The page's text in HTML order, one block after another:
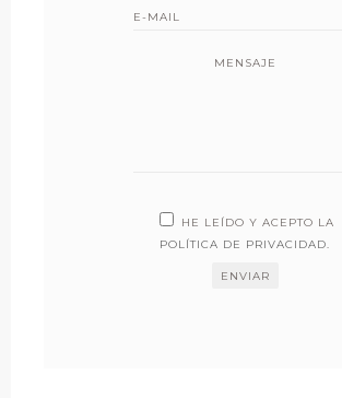
MENSAJE
HE LEÍDO Y ACEPTO LA
POLÍTICA DE PRIVACIDAD.